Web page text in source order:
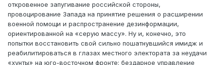
откровенное запугивание российской стороны,
провоцирование Запада на принятие решения о расширении
военной помощи и распространение дезинформации,
ориентированной на «серую массу». Ну и, конечно, это
попытки восстановить свой сильно пошатнувшийся имидж и
реабилитироваться в глазах местного электората за неудачи
«хунты» на юго-восточном фронте: бездарное управление